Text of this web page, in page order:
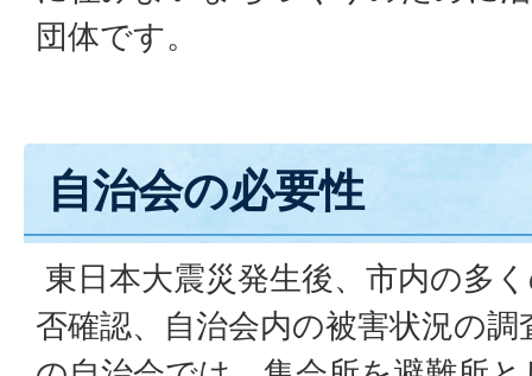
団体です。
自治会の必要性
東日本大震災発生後、市内の多
否確認、自治会内の被害状況の